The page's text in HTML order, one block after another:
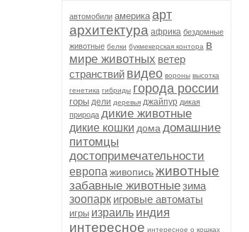
автомобили америка арт
архитектура африка бездомные
животные белки букмекерская контора в
мире животных ветер
странствий видео вороны высотка
генетика гибриды города россии
горы дели деревья джайпур дикая
природа дикие животные
дикие кошки дома домашние
питомцы
достопримечательности
европа живописьживотные
забавные животныезима
зоопарк игровые автоматы
игры израиль индия
интересное интересное о кошках